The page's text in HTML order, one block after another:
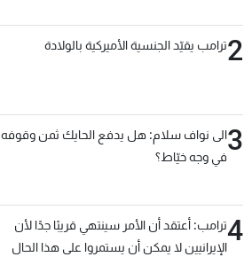
2ترامب يقيّد الجنسية الأميركية بالولادة
3الى نواف سلام: هل يدفع الحايك ثمن وقوفه
في وجه خيّاط؟
4ترامب: أعتقد أن الأمر سينتهي قريبًا جدًا لأن
الإيرانيين لا يمكن أن يستمروا على هذا الحال